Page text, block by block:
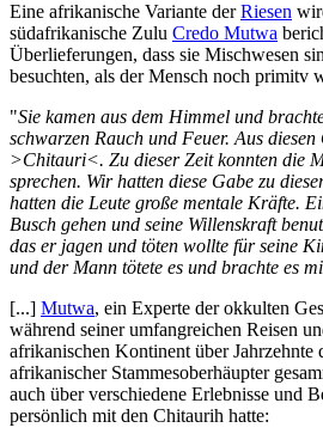
Eine afrikanische Variante derRiesen
südafrikanische Zulu Credo Mutwa
Überlieferungen, dass sie Mischwesen
besuchten, als der Mensch noch primitv
"Sie kamen aus dem Himmel und
schwarzen Rauch und Feuer. Aus
>Chitauri<. Zu dieser Zeit konnten die
sprechen. Wir hatten diese Gabe zu
hatten die Leute große mentale Kräfte.
Busch gehen und seine Willenskraft
das er jagen und töten wollte für seine
und der Mann tötete es und brachte es
[...] Mutwa, ein Experte der okkulten
während seiner umfangreichen Reisen
afrikanischen Kontinent über Jahrzehnte
afrikanischer Stammesoberhäupter
auch über verschiedene Erlebnisse und
persönlich mit den Chitaurih hatte: